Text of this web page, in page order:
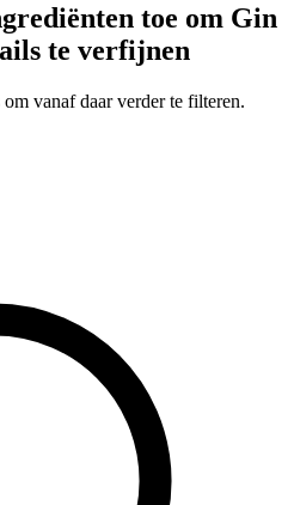
toe om Gin
te verfijnen
vanaf daar verder te filteren.